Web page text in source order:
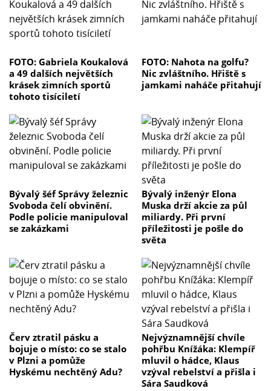
FOTO: Gabriela Koukalová
a 49 dalších největších
krásek zimních sportů
tohoto tisíciletí
FOTO: Nahota na golfu?
Nic zvláštního. Hřiště s
jamkami naháče přitahují
Bývalý šéf Správy železnic
Svoboda čelí obvinění.
Podle policie manipuloval
se zakázkami
Bývalý inženýr Elona
Muska drží akcie za půl
miliardy. Při první
příležitosti je pošle do
světa
Červ ztratil pásku a
bojuje o místo: co se stalo
v Plzni a pomůže
Hyskému nechtěný Adu?
Nejvýznamnější chvíle
pohřbu Knížáka: Klempíř
mluvil o hádce, Klaus
vzýval rebelství a přišla i
Sára Saudková